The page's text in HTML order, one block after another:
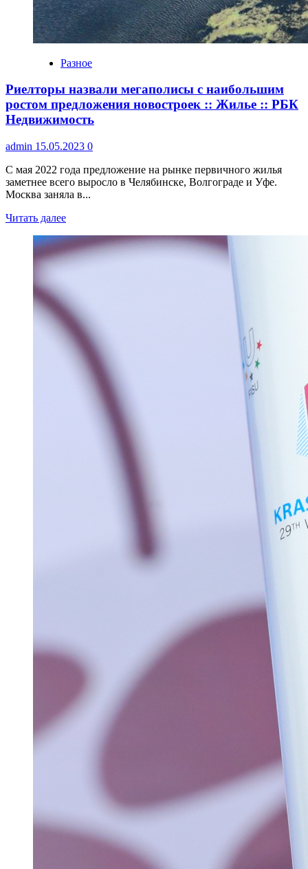
Разное
Риелторы назвали мегаполисы с наибольшим
ростом предложения новостроек :: Жилье :: РБК
Недвижимость
admin 15.05.2023 0
С мая 2022 года предложение на рынке первичного жилья
заметнее всего выросло в Челябинске, Волгограде и Уфе.
Москва заняла в...
Читать далее